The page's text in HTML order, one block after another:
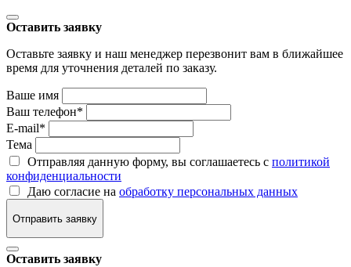
Оставить заявку
Оставьте заявку и наш менеджер перезвонит вам в ближайшее
время для уточнения деталей по заказу.
Ваше имя
Ваш телефон*
E-mail*
Тема
Отправляя данную форму, вы соглашаетесь с политикой
конфиденциальности
Даю согласие на обработку персональных данных
Отправить заявку
Оставить заявку